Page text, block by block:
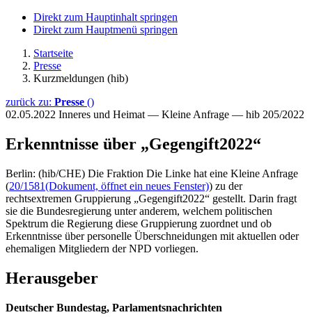
Direkt zum Hauptinhalt springen
Direkt zum Hauptmenü springen
Startseite
Presse
Kurzmeldungen (hib)
zurück zu: Presse ()
02.05.2022 Inneres und Heimat — Kleine Anfrage — hib 205/2022
Erkenntnisse über „Gegengift2022“
Berlin: (hib/CHE) Die Fraktion Die Linke hat eine Kleine Anfrage
(20/1581(Dokument, öffnet ein neues Fenster)) zu der
rechtsextremen Gruppierung „Gegengift2022“ gestellt. Darin fragt
sie die Bundesregierung unter anderem, welchem politischen
Spektrum die Regierung diese Gruppierung zuordnet und ob
Erkenntnisse über personelle Überschneidungen mit aktuellen oder
ehemaligen Mitgliedern der NPD vorliegen.
Herausgeber
Deutscher Bundestag, Parlamentsnachrichten